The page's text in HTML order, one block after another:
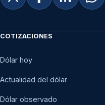
COTIZACIONES
Dólar hoy
Actualidad del dólar
Dólar observado